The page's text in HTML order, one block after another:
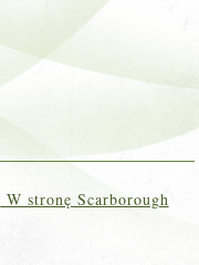
W stronę Scarborough